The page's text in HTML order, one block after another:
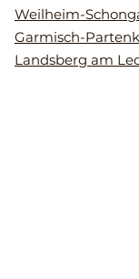
Weilheim-
Garmisch-
Landsberg am